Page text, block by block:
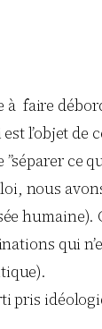
faire
l’objet
ce
nous
qui
pris